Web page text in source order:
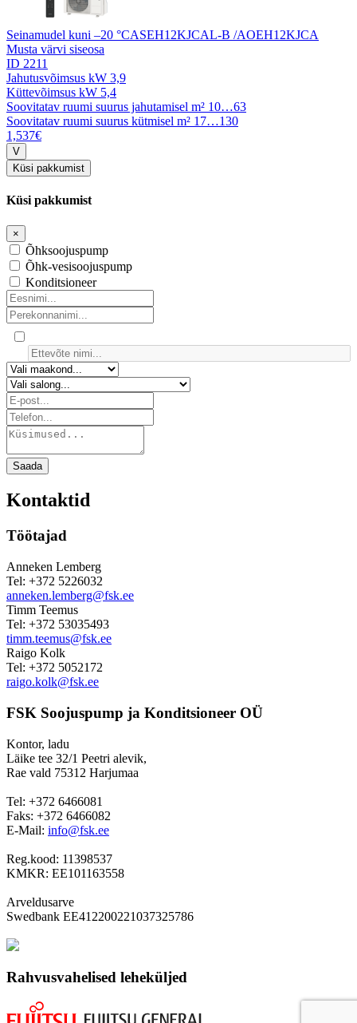
Seinamudel kuni –20 °CASEH12KJCAL-B /AOEH12KJCA
Musta värvi siseosa
ID 2211
Jahutusvõimsus kW 3,9
Küttevõimsus kW 5,4
Soovitatav ruumi suurus jahutamisel m² 10…63
Soovitatav ruumi suurus kütmisel m² 17…130
1,537€
Küsi pakkumist
Küsi pakkumist
×
Õhksoojuspump
Õhk-vesisoojuspump
Konditsioneer
Saada
Kontaktid
Töötajad
Anneken Lemberg
Tel: +372 5226032
anneken.lemberg@fsk.ee
Timm Teemus
Tel: +372 53035493
timm.teemus@fsk.ee
Raigo Kolk
Tel: +372 5052172
raigo.kolk@fsk.ee
FSK Soojuspump ja Konditsioneer OÜ
Kontor, ladu
Läike tee 32/1 Peetri alevik,
Rae vald 75312 Harjumaa
Tel: +372 6466081
Faks: +372 6466082
E-Mail: info@fsk.ee
Reg.kood: 11398537
KMKR: EE101163558
Arveldusarve
Swedbank EE412200221037325786
Rahvusvahelised leheküljed